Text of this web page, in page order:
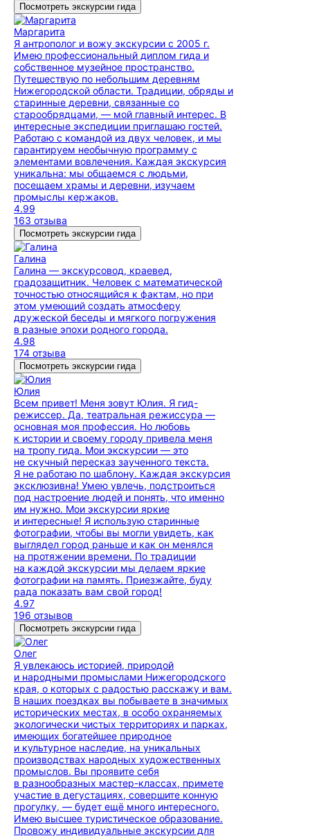
Посмотреть экскурсии гида
Маргарита
Я антрополог и вожу экскурсии с 2005 г.
Имею профессиональный диплом гида и
собственное музейное пространство.
Путешествую по небольшим деревням
Нижегородской области. Традиции, обряды и
старинные деревни, связанные со
старообрядцами, — мой главный интерес. В
интересные экспедиции приглашаю гостей.
Работаю с командой из двух человек, и мы
гарантируем необычную программу с
элементами вовлечения. Каждая экскурсия
уникальна: мы общаемся с людьми,
посещаем храмы и деревни, изучаем
промыслы кержаков.
4.99
163 отзыва
Посмотреть экскурсии гида
Галина
Галина — экскурсовод, краевед,
градозащитник. Человек с математической
точностью относящийся к фактам, но при
этом умеющий создать атмосферу
дружеской беседы и мягкого погружения
в разные эпохи родного города.
4.98
174 отзыва
Посмотреть экскурсии гида
Юлия
Всем привет! Меня зовут Юлия. Я гид-
режиссер. Да, театральная режиссура —
основная моя профессия. Но любовь
к истории и своему городу привела меня
на тропу гида. Мои экскурсии — это
не скучный пересказ заученного текста.
Я не работаю по шаблону. Каждая экскурсия
эксклюзивна! Умею увлечь, подстроиться
под настроение людей и понять, что именно
им нужно. Мои экскурсии яркие
и интересные! Я использую старинные
фотографии, чтобы вы могли увидеть, как
выглядел город раньше и как он менялся
на протяжении времени. По традиции
на каждой экскурсии мы делаем яркие
фотографии на память. Приезжайте, буду
рада показать вам свой город!
4.97
196 отзывов
Посмотреть экскурсии гида
Олег
Я увлекаюсь историей, природой
и народными промыслами Нижегородского
края, о которых с радостью расскажу и вам.
В наших поездках вы побываете в значимых
исторических местах, в особо охраняемых
экологически чистых территориях и парках,
имеющих богатейшее природное
и культурное наследие, на уникальных
производствах народных художественных
промыслов. Вы проявите себя
в разнообразных мастер-классах, примете
участие в дегустациях, совершите конную
прогулку, — будет ещё много интересного.
Имею высшее туристическое образование.
Провожу индивидуальные экскурсии для